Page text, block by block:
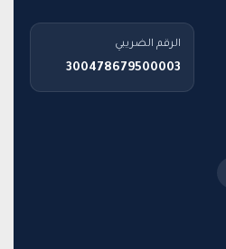
الرقم الضريبي
300478679500003